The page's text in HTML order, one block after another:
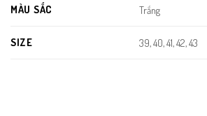
gây bí hoặc đau đầu ngón khi mang cả ngày.
MÀU SẮC Trắng
SIZE 39, 40, 41, 42, 43